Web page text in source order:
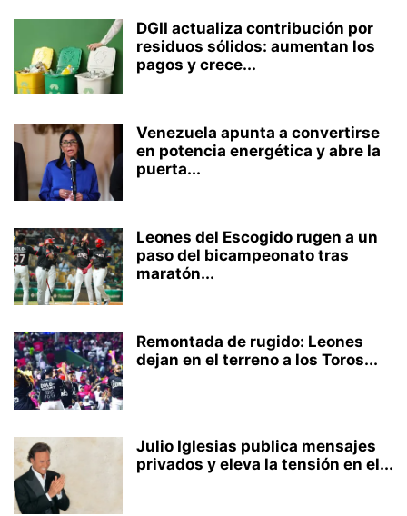
DGII actualiza contribución por
residuos sólidos: aumentan los
pagos y crece...
Venezuela apunta a convertirse
en potencia energética y abre la
puerta...
Leones del Escogido rugen a un
paso del bicampeonato tras
maratón...
Remontada de rugido: Leones
dejan en el terreno a los Toros...
Julio Iglesias publica mensajes
privados y eleva la tensión en el...